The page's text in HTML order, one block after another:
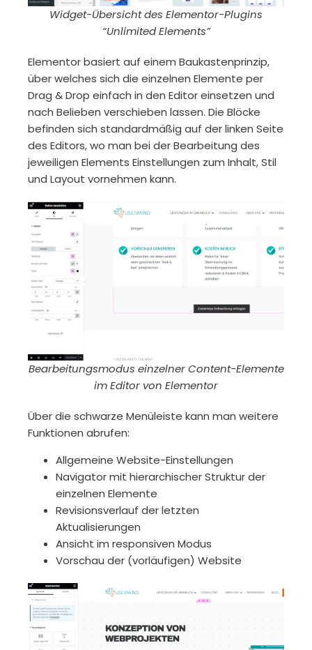
Widget-Übersicht des Elementor-Plugins
“Unlimited Elements”
Elementor basiert auf einem Baukastenprinzip,
über welches sich die einzelnen Elemente per
Drag & Drop einfach in den Editor einsetzen und
nach Belieben verschieben lassen. Die Blöcke
befinden sich standardmäßig auf der linken Seite
des Editors, wo man bei der Bearbeitung des
jeweiligen Elements Einstellungen zum Inhalt, Stil
und Layout vornehmen kann.
Bearbeitungsmodus einzelner Content-Elemente
im Editor von Elementor
Über die schwarze Menüleiste kann man weitere
Funktionen abrufen:
Allgemeine Website-Einstellungen
Navigator mit hierarchischer Struktur der
einzelnen Elemente
Revisionsverlauf der letzten
Aktualisierungen
Ansicht im responsiven Modus
Vorschau der (vorläufigen) Website